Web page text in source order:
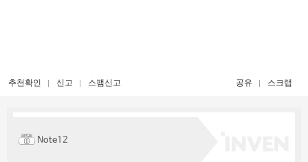
추천확인 신고 스팸신고 공유 스크랩
Note12